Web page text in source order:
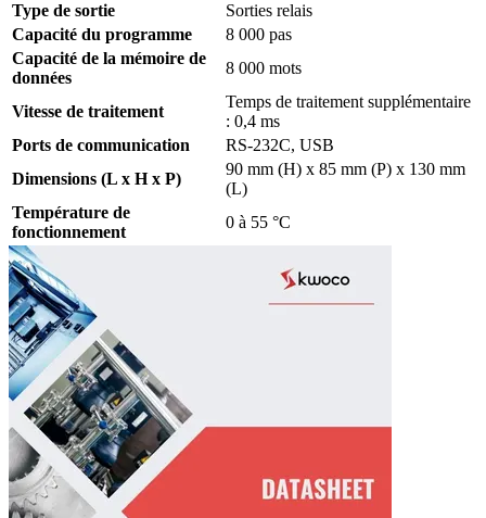
Type de sortie
Sorties relais
Capacité du programme
8 000 pas
Capacité de la mémoire de
données
8 000 mots
Vitesse de traitement
Temps de traitement supplémentaire
: 0,4 ms
Ports de communication
RS-232C, USB
Dimensions (L x H x P)
90 mm (H) x 85 mm (P) x 130 mm
(L)
Température de
fonctionnement
0 à 55 °C